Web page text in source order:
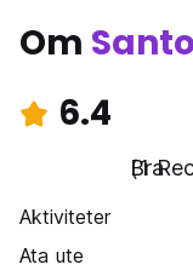
Om Santo
6.4
Bra
(1
Aktiviteter
Ata ute